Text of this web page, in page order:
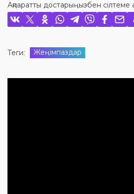
Ақпаратты достарыңызбен сілтеме
Теги: Жеңімпаздар